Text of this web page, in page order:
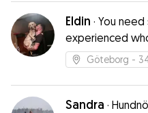
Eldin · You
experienced
care of your
Göteborg -
Sandra ·